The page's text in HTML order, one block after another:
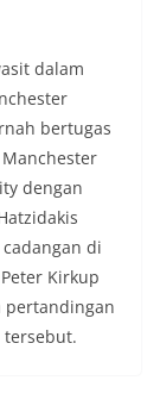
dalam
bertugas
dengan
di
Kirkup
pertandingan
tersebut.